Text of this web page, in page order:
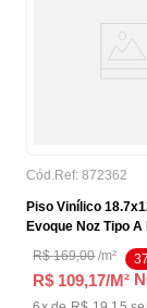
Cód.Ref: 872362
Piso Vinílico
Evoque Noz Tipo A
R$ 169,00/m²
R$ 109,17/M²